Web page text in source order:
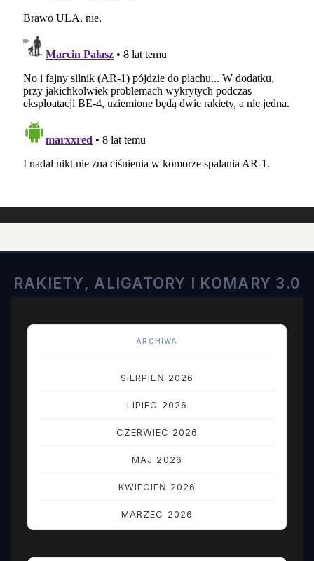
RAKIETY, ALIGATORY I KOMARY 3.0
ARCHIWA
SIERPIEŃ 2026
LIPIEC 2026
CZERWIEC 2026
MAJ 2026
KWIECIEŃ 2026
MARZEC 2026